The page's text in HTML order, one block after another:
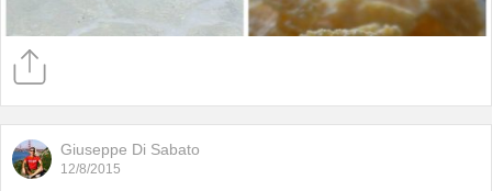
Giuseppe Di Sabato
12/8/2015